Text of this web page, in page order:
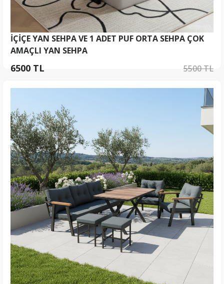
İÇİÇE YAN SEHPA VE 1 ADET PUF ORTA SEHPA ÇOK
AMAÇLI YAN SEHPA
5500 TL
6500 TL